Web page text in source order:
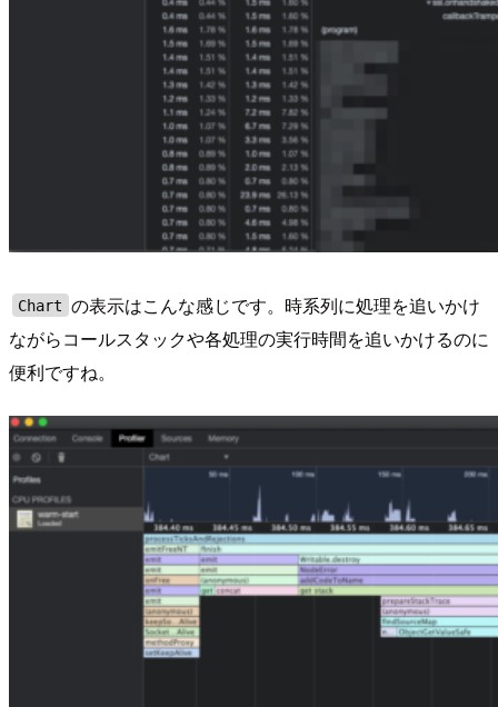
Chart の表示はこんな感じです。時系列に処理を追いかけ
ながらコールスタックや各処理の実行時間を追いかけるのに
便利ですね。